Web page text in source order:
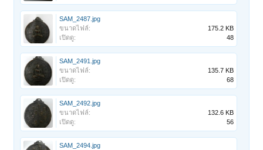
SAM_2487.jpg
ขนาดไฟล์:
175.2 KB
เปิดดู:
48
SAM_2491.jpg
ขนาดไฟล์:
135.7 KB
เปิดดู:
68
SAM_2492.jpg
ขนาดไฟล์:
132.6 KB
เปิดดู:
56
SAM_2494.jpg